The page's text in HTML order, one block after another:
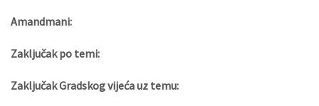
Amandmani:
Zaključak po temi:
Zaključak Gradskog vijeća uz temu: